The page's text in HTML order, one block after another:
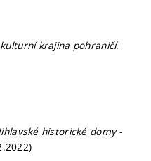
krajina pohraničí.
historické domy -